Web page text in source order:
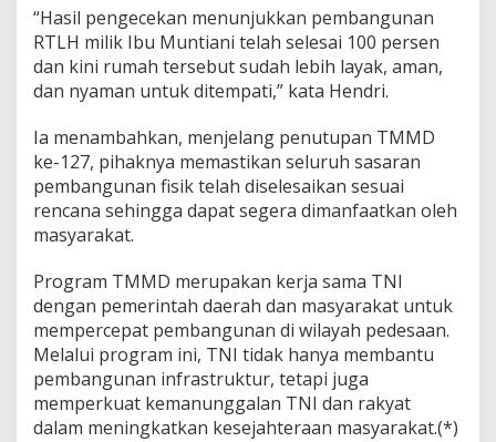
“Hasil pengecekan menunjukkan pembangunan
RTLH milik Ibu Muntiani telah selesai 100 persen
dan kini rumah tersebut sudah lebih layak, aman,
dan nyaman untuk ditempati,” kata Hendri.
Ia menambahkan, menjelang penutupan TMMD
ke-127, pihaknya memastikan seluruh sasaran
pembangunan fisik telah diselesaikan sesuai
rencana sehingga dapat segera dimanfaatkan oleh
masyarakat.
Program TMMD merupakan kerja sama TNI
dengan pemerintah daerah dan masyarakat untuk
mempercepat pembangunan di wilayah pedesaan.
Melalui program ini, TNI tidak hanya membantu
pembangunan infrastruktur, tetapi juga
memperkuat kemanunggalan TNI dan rakyat
dalam meningkatkan kesejahteraan masyarakat.(*)